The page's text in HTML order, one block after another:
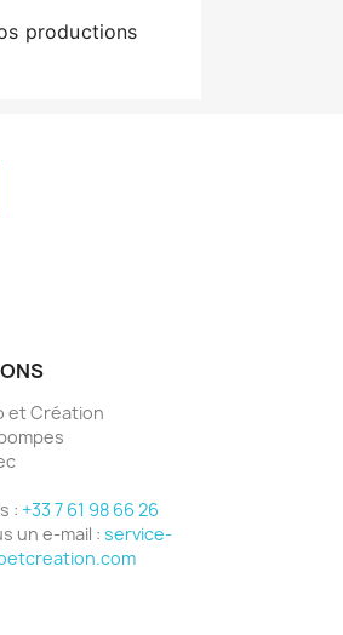
productions
et Création
: +33 7 61 98 66 26
un e-mail : service-